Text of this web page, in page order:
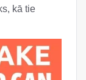
kā tie